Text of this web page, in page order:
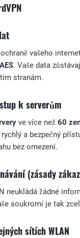
vašeho
. Vaše data
stranám.
k serverům
ve více než 60
a bezpečný
bez omezení.
(zásady
neukládá žádné
soukromí je tak
sítích WLAN